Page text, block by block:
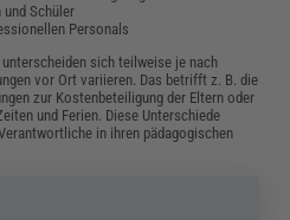
und Schüler
Personals
sich teilweise je nach
vor Ort variieren. Das betrifft z. B. die
zur Kostenbeteiligung der Eltern oder
und Ferien. Diese Unterschiede
in ihren pädagogischen